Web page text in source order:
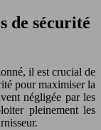
de sécurité
il est crucial de
pour maximiser la
négligée par les
pleinement les